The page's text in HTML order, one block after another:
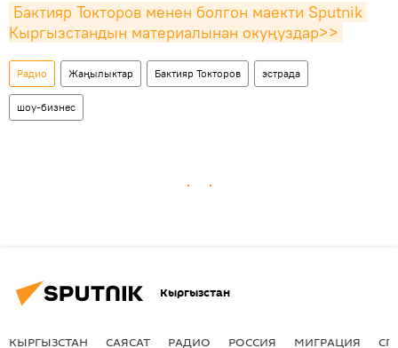
Бактияр Токторов менен болгон маекти Sputnik
Кыргызстандын материалынан окуңуздар>>
Радио Жаңылыктар Бактияр Токторов эстрада
шоу-бизнес
Кыргызстан
КЫРГЫЗСТАН САЯСАТ РАДИО РОССИЯ МИГРАЦИЯ